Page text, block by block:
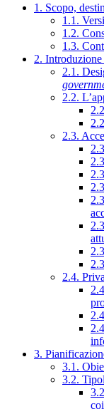
1. Scopo,
1.1.
1.2.
1.3.
2.
2.1.
2.2.
2.3.
2.4.
3.
3.1.
3.2.